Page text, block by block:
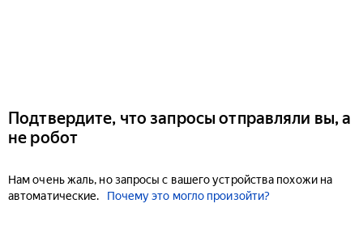
Подтвердите, что запросы отправляли вы, а
не робот
Нам очень жаль, но запросы с вашего устройства похожи на
автоматические.
Почему это могло произойти?